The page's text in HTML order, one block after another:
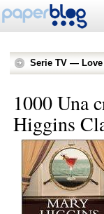
Serie TV — Love
1000 Una
Higgins